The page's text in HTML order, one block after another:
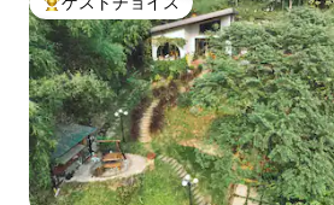
大好評のゲストチョイスです。